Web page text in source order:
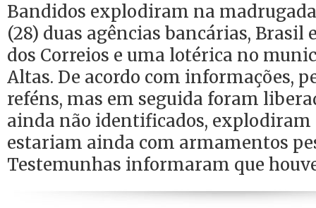
Bandidos explodiram na
(28) duas agências bancárias, Brasil
dos Correios e uma lotérica no
Altas. De acordo com informações,
reféns, mas em seguida foram
ainda não identificados, explodiram
estariam ainda com armamentos
Testemunhas informaram que